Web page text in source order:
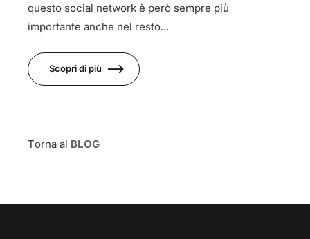
questo social network è però sempre più
importante anche nel resto...
Scopri di più
Torna al BLOG